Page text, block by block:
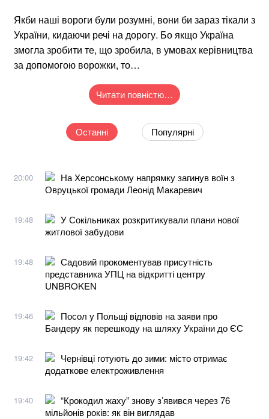
Якби наші вороги були розумні, вони би зараз тікали з
України, кидаючи речі на дорогу. Бо якщо Україна
змогла зробити те, що зробила, в умовах керівництва
за допомогою ворожки, то…
Читати повністю…
Останні Популярні
20:00
На Херсонському напрямку загинув воїн з
Овруцької громади Леонід Макаревич
19:48
У Сокільниках розкритикували плани нової
житлової забудови
19:48
Садовий прокоментував присутність
представника УПЦ на відкритті центру
UNBROKEN
19:46
Посол у Польщі відповів на заяви про
Бандеру як перешкоду на шляху України до ЄС
19:42
Чернівці готують до зими: місто отримає
додаткове електроживлення
19:40
“Крокодил жаху” знову з’явився через 76
мільйонів років: як він виглядав